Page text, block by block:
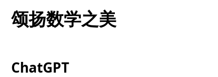
颂扬数学之美
ChatGPT